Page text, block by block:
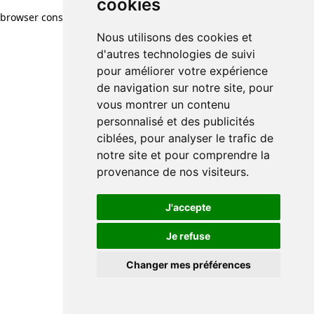
cookies
Nous utilisons des cookies et
d'autres technologies de suivi
pour améliorer votre expérience
de navigation sur notre site, pour
vous montrer un contenu
personnalisé et des publicités
ciblées, pour analyser le trafic de
notre site et pour comprendre la
provenance de nos visiteurs.
J'accepte
Je refuse
Changer mes préférences
browser console for more information)